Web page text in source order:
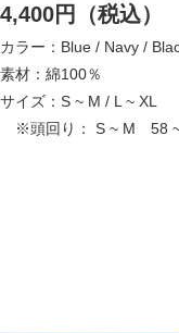
4,400円（税込）
カラー：Blue / Navy /
素材：綿100％
サイズ：S ~ M / L ~ XL
※頭回り： S ~ M 58